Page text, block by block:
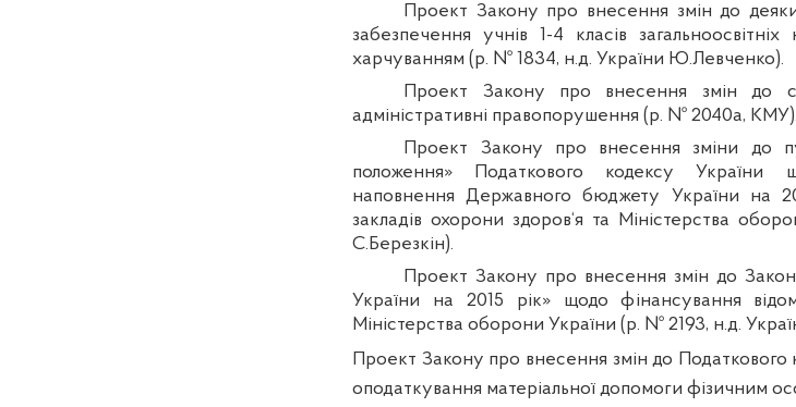
Проект Закону про внесення змін до
забезпечення учнів 1-4 класів
харчуванням (р. № 1834, н.д. України Ю.Левченко).
Проект Закону про внесення змін до
адміністративні правопорушення (р. № 2040а, КМУ).
Проект Закону про внесення зміни до
положення» Податкового кодексу України
наповнення Державного бюджету України на
закладів охорони здоров‘я та Міністерства
С.Березкін).
Проект Закону про внесення змін до
України на 2015 рік» щодо фінансування
Міністерства оборони України (р. № 2193, н.д.
Проект Закону про внесення змін до Податкового
оподаткування матеріальної допомоги фізичним